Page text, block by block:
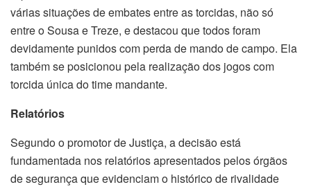
várias situações de embates entre as torcidas, não só
entre o Sousa e Treze, e destacou que todos foram
devidamente punidos com perda de mando de campo. Ela
também se posicionou pela realização dos jogos com
torcida única do time mandante.
Relatórios
Segundo o promotor de Justiça, a decisão está
fundamentada nos relatórios apresentados pelos órgãos
de segurança que evidenciam o histórico de rivalidade